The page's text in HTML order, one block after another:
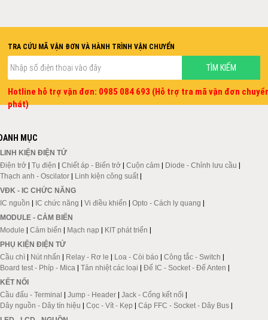
TRA CỨU MÃ VẬN ĐƠN VÀ HÀNH TRÌNH VẬN CHUYỂN
Hotline hỗ trợ vận đơn: 0985 084 693 (Hỗ trợ tra mã vận đơn
phát)
MỤC
LINH KIỆN ĐIỆN TỬ
Điện trở | Tụ điện | Chiết áp - Biến trở | Cuộn cảm | Diode - Chỉnh lưu cầu |
Thạch anh - Oscilator | Linh kiện công suất |
VĐK - IC CHỨC NĂNG
IC nguồn | IC chức năng | Vi điều khiển | Opto - Cách ly quang |
MODULE - CẢM BIẾN
Module | Cảm biến | Mạch nạp | KIT phát triển |
PHỤ KIỆN ĐIỆN TỬ
Cầu chì | Nút nhấn | Relay - Rơ le | Loa - Còi báo | Công tắc - Switch |
Board test - Phíp - Mica | Tản nhiệt các loại | Đế IC - Socket - Đế Anten |
KẾT NỐI
Cầu đấu - Terminal | Jump - Header | Jack - Cổng kết nối |
Dây nguồn - Dây tín hiệu | Cọc - Vít - Kẹp | Cáp FFC - Socket - Dây Bus |